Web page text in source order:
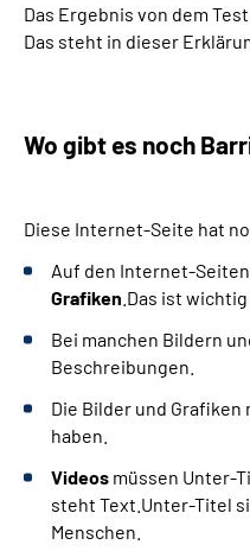
Das Ergebnis von dem
Das steht in dieser
Wo gibt es noch
Diese Internet-Seite hat
Auf den Internet-
Grafiken .Das ist
Bei manchen Bildern
Beschreibungen.
Die Bilder und
haben.
Videos müssen Unter-
steht Text.Unter-Titel
Menschen.